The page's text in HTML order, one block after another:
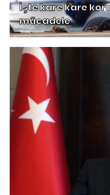
İşte kare kare
mücadele